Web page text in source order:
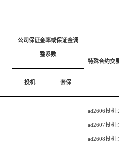
公司保证金率或保证金调
整系数
特殊合约交
投机 套保
ad2606投机
ad2607投机
ad2608投机